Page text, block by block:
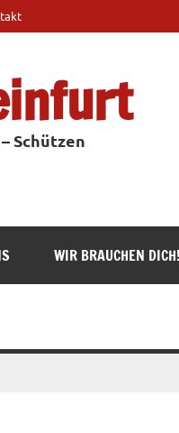
Schützen
WIR BRAUCHEN DICH!